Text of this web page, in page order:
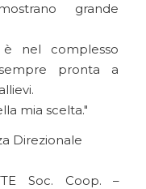
grande
è nel complesso
pronta a
mia scelta.
Direzionale
Soc. Coop. –